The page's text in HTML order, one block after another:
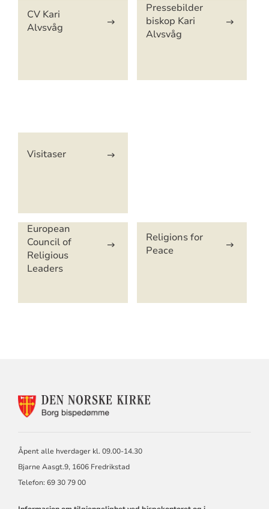
CV Kari
Alvsvåg
Pressebilder
biskop Kari
Alvsvåg
Visitaser
European
Council of
Religious
Leaders
Religions for
Peace
KONTAKTINFORMASJON
Åpent alle hverdager kl. 09.00-14.30
Bjarne Aasgt.9, 1606 Fredrikstad
Telefon: 69 30 79 00